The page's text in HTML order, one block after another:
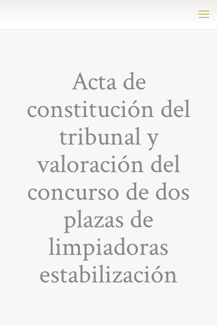
Acta de
constitución del
tribunal y
valoración del
concurso de dos
plazas de
limpiadoras
estabilización